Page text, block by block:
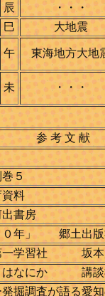
辰
・・・
巳 大地震
午 東海地方大地
未 ・・・
参 考 文 献
別巻５
料
書房
０年」 郷土出版
一学習社 坂本
とはなにか 講談
掘調査が語る